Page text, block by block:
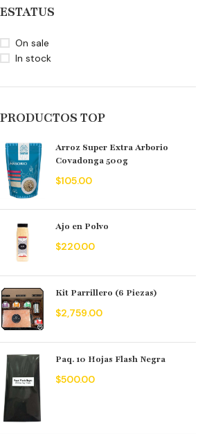
ESTATUS
On sale
In stock
PRODUCTOS TOP
Arroz Super Extra Arborio
Covadonga 500g
$105.00
Ajo en Polvo
$220.00
Kit Parrillero (6 Piezas)
$2,759.00
Paq. 10 Hojas Flash Negra
$500.00